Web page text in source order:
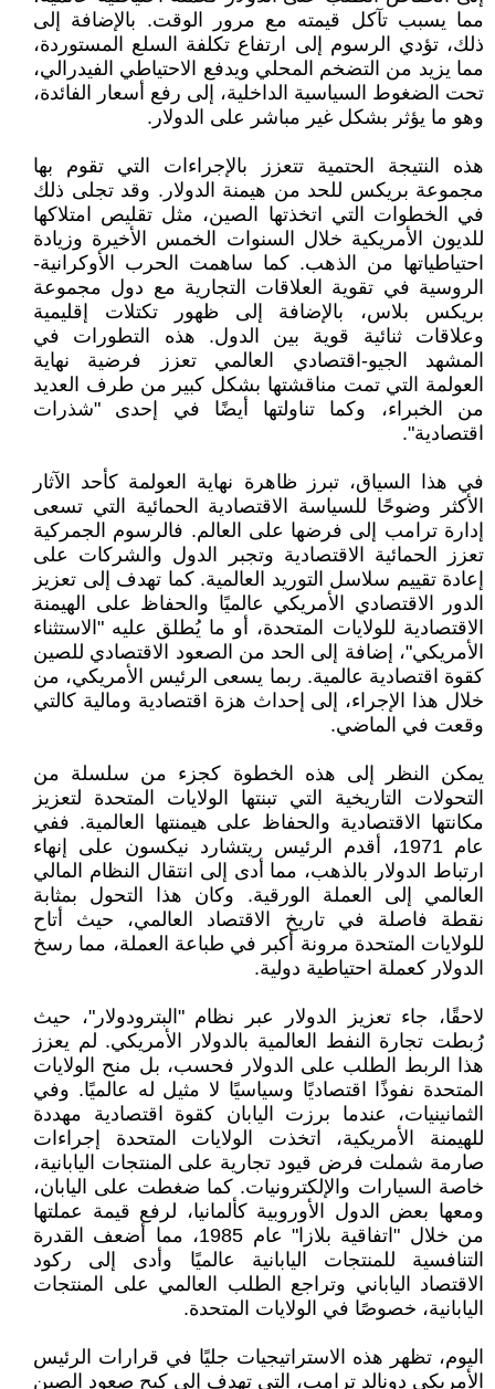
مما يسبب تآكل قيمته مع مرور الوقت. بالإضافة إلى
ذلك، تؤدي الرسوم إلى ارتفاع تكلفة السلع المستوردة،
مما يزيد من التضخم المحلي ويدفع الاحتياطي الفيدرالي،
تحت الضغوط السياسية الداخلية، إلى رفع أسعار الفائدة،
وهو ما يؤثر بشكل غير مباشر على الدولار.
هذه النتيجة الحتمية تتعزز بالإجراءات التي تقوم بها
مجموعة بريكس للحد من هيمنة الدولار. وقد تجلى ذلك
في الخطوات التي اتخذتها الصين، مثل تقليص امتلاكها
للديون الأمريكية خلال السنوات الخمس الأخيرة وزيادة
احتياطياتها من الذهب. كما ساهمت الحرب الأوكرانية-
الروسية في تقوية العلاقات التجارية مع دول مجموعة
بريكس بلاس، بالإضافة إلى ظهور تكتلات إقليمية
وعلاقات ثنائية قوية بين الدول. هذه التطورات في
المشهد الجيو-اقتصادي العالمي تعزز فرضية نهاية
العولمة التي تمت مناقشتها بشكل كبير من طرف العديد
من الخبراء، وكما تناولتها أيضًا في إحدى "شذرات
اقتصادية".
في هذا السياق، تبرز ظاهرة نهاية العولمة كأحد الآثار
الأكثر وضوحًا للسياسة الاقتصادية الحمائية التي تسعى
إدارة ترامب إلى فرضها على العالم. فالرسوم الجمركية
تعزز الحمائية الاقتصادية وتجبر الدول والشركات على
إعادة تقييم سلاسل التوريد العالمية. كما تهدف إلى تعزيز
الدور الاقتصادي الأمريكي عالميًا والحفاظ على الهيمنة
الاقتصادية للولايات المتحدة، أو ما يُطلق عليه "الاستثناء
الأمريكي"، إضافة إلى الحد من الصعود الاقتصادي للصين
كقوة اقتصادية عالمية. ربما يسعى الرئيس الأمريكي، من
خلال هذا الإجراء، إلى إحداث هزة اقتصادية ومالية كالتي
وقعت في الماضي.
يمكن النظر إلى هذه الخطوة كجزء من سلسلة من
التحولات التاريخية التي تبنتها الولايات المتحدة لتعزيز
مكانتها الاقتصادية والحفاظ على هيمنتها العالمية. ففي
عام 1971، أقدم الرئيس ريتشارد نيكسون على إنهاء
ارتباط الدولار بالذهب، مما أدى إلى انتقال النظام المالي
العالمي إلى العملة الورقية. وكان هذا التحول بمثابة
نقطة فاصلة في تاريخ الاقتصاد العالمي، حيث أتاح
للولايات المتحدة مرونة أكبر في طباعة العملة، مما رسخ
الدولار كعملة احتياطية دولية.
لاحقًا، جاء تعزيز الدولار عبر نظام "البترودولار"، حيث
رُبطت تجارة النفط العالمية بالدولار الأمريكي. لم يعزز
هذا الربط الطلب على الدولار فحسب، بل منح الولايات
المتحدة نفوذًا اقتصاديًا وسياسيًا لا مثيل له عالميًا. وفي
الثمانينيات، عندما برزت اليابان كقوة اقتصادية مهددة
للهيمنة الأمريكية، اتخذت الولايات المتحدة إجراءات
صارمة شملت فرض قيود تجارية على المنتجات اليابانية،
خاصة السيارات والإلكترونيات. كما ضغطت على اليابان،
ومعها بعض الدول الأوروبية كألمانيا، لرفع قيمة عملتها
من خلال "اتفاقية بلازا" عام 1985، مما أضعف القدرة
التنافسية للمنتجات اليابانية عالميًا وأدى إلى ركود
الاقتصاد الياباني وتراجع الطلب العالمي على المنتجات
اليابانية، خصوصًا في الولايات المتحدة.
اليوم، تظهر هذه الاستراتيجيات جليًا في قرارات الرئيس
الأمريكي دونالد ترامب، التي تهدف إلى كبح صعود الصين